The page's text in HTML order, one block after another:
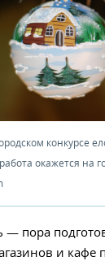
конкурсе
окажется на
— пора
и кафе